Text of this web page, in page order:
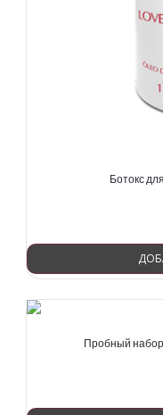
Ботокс
Пробный набор